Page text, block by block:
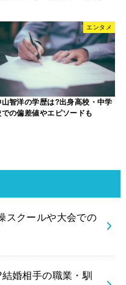
エンタメ
山智洋の学歴は?出身高校・中学
での偏差値やエピソードも
スクールや大会での
婚相手の職業・馴